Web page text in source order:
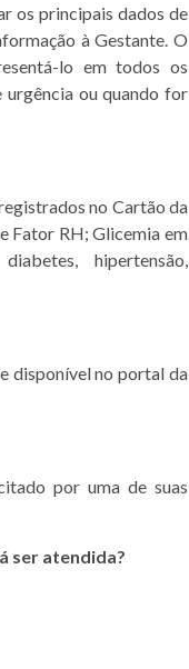
os principais dados de
à Gestante. O
lo em todos os
urgência ou quando for
no Cartão da
Fator RH; Glicemia em
hipertensão,
disponível no portal da
por uma de suas
ser atendida?